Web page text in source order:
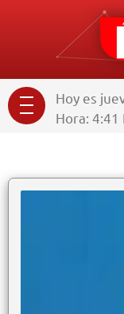
Hoy es
Hora: 4:41